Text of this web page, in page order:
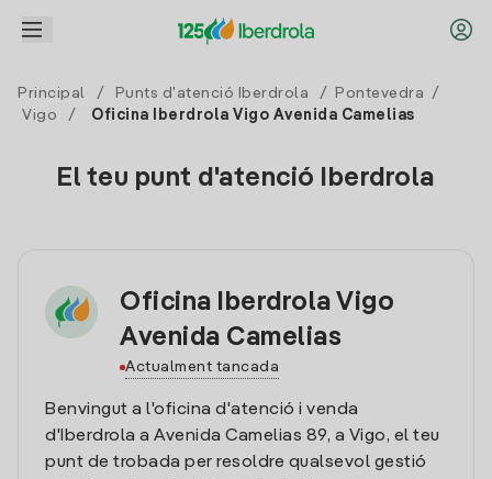
Principal / Punts d'atenció Iberdrola / Pontevedra
/
Vigo
/ Oficina Iberdrola Vigo Avenida Camelias
El teu punt d'atenció Iberdrola
Oficina Iberdrola Vigo
Avenida Camelias
Actualment tancada
Benvingut a l'oficina d'atenció i venda
d'Iberdrola a Avenida Camelias 89, a Vigo, el teu
punt de trobada per resoldre qualsevol gestió